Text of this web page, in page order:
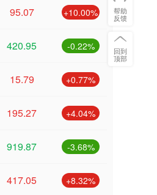
95.07 +10.00%
420.95 -0.22%
15.79 +0.77%
195.27 +4.04%
919.87 -3.68%
417.05 +8.32%
帮助
反馈
回到
顶部